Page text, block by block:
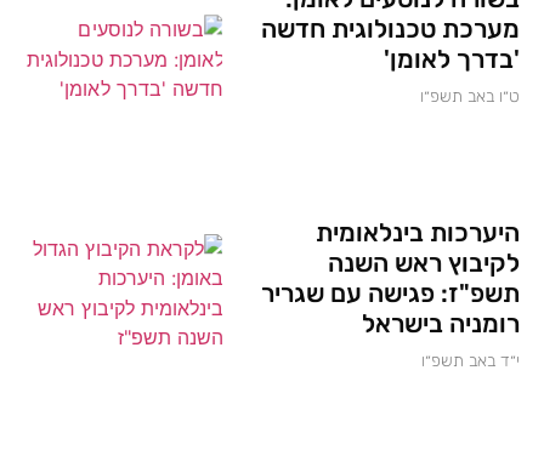
מערכת טכנולוגית חדשה
'בדרך לאומן'
ט״ו באב תשפ״ו
היערכות בינלאומית
לקיבוץ ראש השנה
תשפ"ז: פגישה עם שגריר
רומניה בישראל
י״ד באב תשפ״ו